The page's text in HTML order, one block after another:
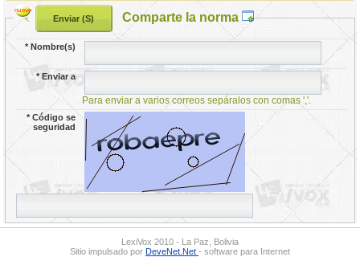
Comparte la norma
*Nombre(s)
*Enviar a
Para enviar a varios correos sepáralos con comas ','.
*Código se
seguridad
LexiVox 2010 - La Paz, Bolivia
Sitio impulsado por DeveNet.Net - software para Internet